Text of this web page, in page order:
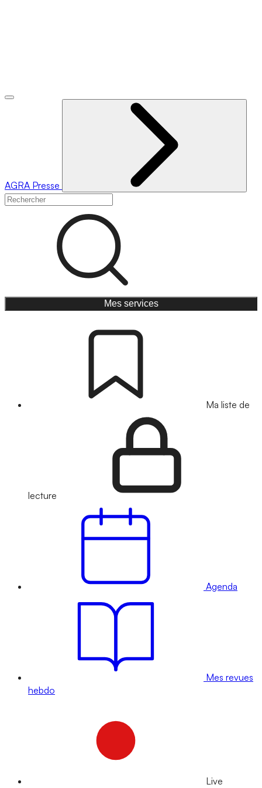
AGRA Presse
Mes services
Ma liste de
lecture
Agenda
Mes revues
hebdo
Live